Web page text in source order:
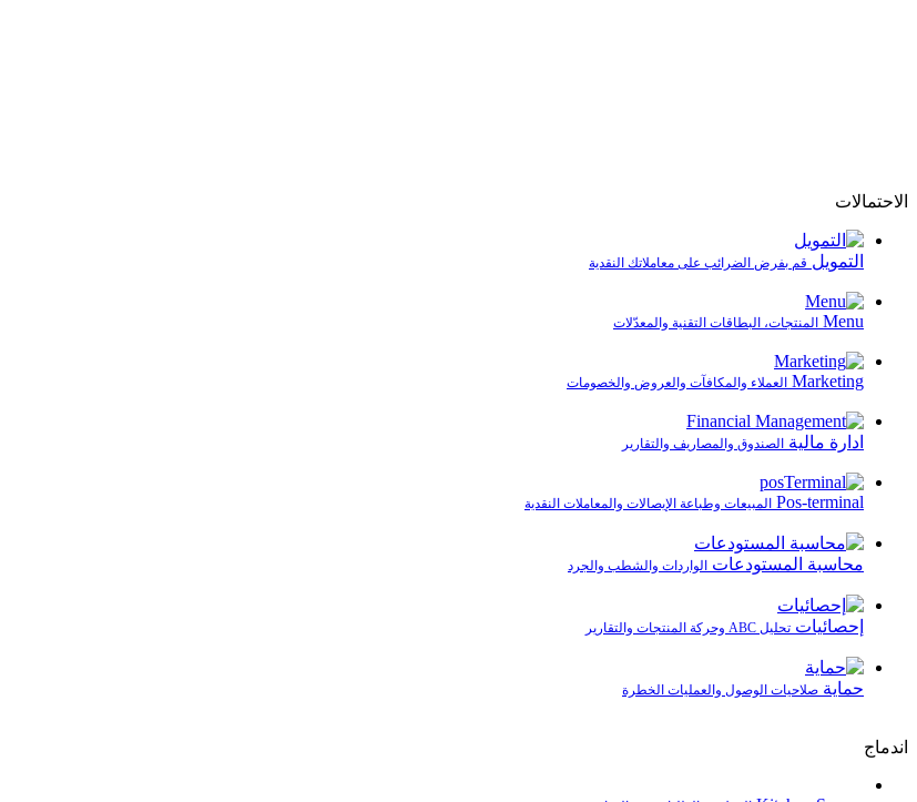
الاحتمالات
التمويل قم بفرض الضرائب على معاملاتك النقدية
Menu المنتجات، البطاقات التقنية والمعدّلات
Marketing العملاء والمكافآت والعروض والخصومات
ادارة مالية الصندوق والمصاريف والتقارير
Pos-terminal المبيعات وطباعة الإيصالات والمعاملات النقدية
محاسبة المستودعات الواردات والشطب والجرد
إحصائيات تحليل ABC وحركة المنتجات والتقارير
حماية صلاحيات الوصول والعمليات الخطرة
اندماج